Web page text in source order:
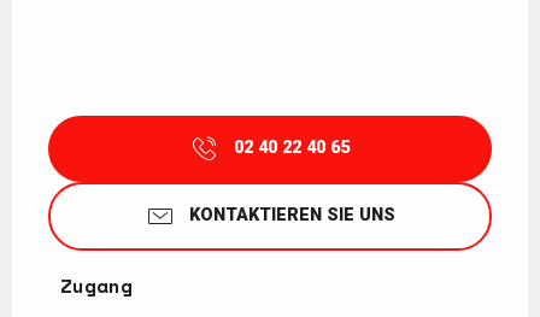
02 40 22 40 65
KONTAKTIEREN SIE UNS
Zugang
Zugang